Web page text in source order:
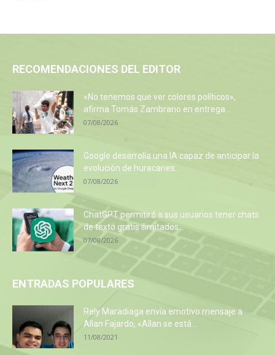
RECOMENDACIONES DEL EDITOR
«No tenemos que ver colores políticos»,
afirma Tomás Zambrano en entrega...
07/08/2026
Google desarrolla una IA capaz de anticipar la
evolución de huracanes...
07/08/2026
ChatGPT permitirá a sus usuarios tener chats
de texto gratis ilimitados...
07/08/2026
ENTRADAS POPULARES
Rely Maradiaga envía emotivo mensaje a
Allan Fajardo, «Allan se está...
11/08/2021